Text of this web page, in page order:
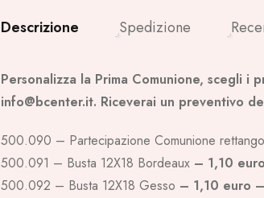
Descrizione Spedizione
Personalizza la Prima Comunione, scegli
info@bcenter.it. Riceverai un preventivo
500.090 – Partecipazione Comunione
500.091 – Busta 12X18 Bordeaux – 1,10
500.092 – Busta 12X18 Gesso – 1,10 euro